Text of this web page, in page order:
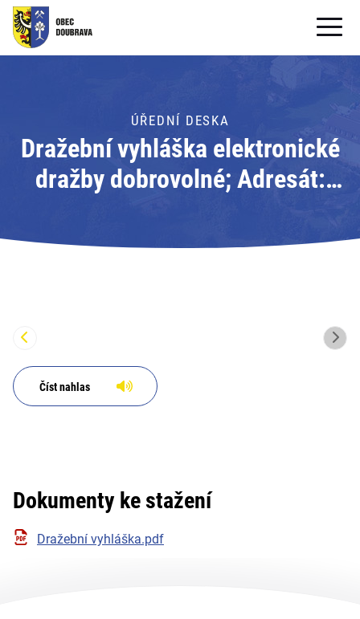
OBECNÍ ÚŘAD
PRO OBČANY
Formuláře ke stažení
PRO TURISTY
ÚŘEDNÍ DESKA
Dražební vyhláška elektronické
dražby dobrovolné; Adresát:
Číst nahlas
Dokumenty ke stažení
Dražební vyhláška.pdf